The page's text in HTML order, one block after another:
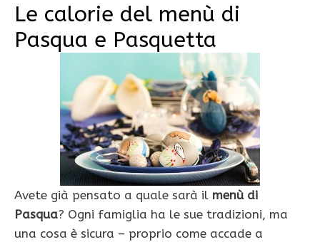
Le calorie del menù di
Pasqua e Pasquetta
Avete già pensato a quale sarà il menù di
Pasqua? Ogni famiglia ha le sue tradizioni, ma
una cosa è sicura – proprio come accade a